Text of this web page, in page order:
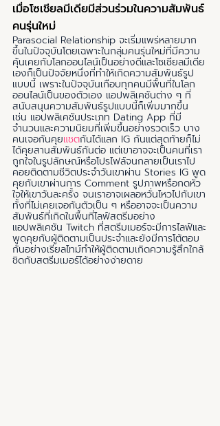
เมื่อโซเชียลมีเดียมีส่วนร่วมในความสัมพันธ์
คนรุ่นใหม่
Parasocial Relationship จะเริ่มแพร่หลายมาก
ขึ้นในปัจจุบันโดยเฉพาะในกลุ่มคนรุ่นใหม่ที่มีความ
คุ้นเคยกับโลกออนไลน์เป็นอย่างดีและโซเชียลมีเดีย
เองก็เป็นปัจจัยหนึ่งที่ทำให้เกิดความสัมพันธ์รูป
แบบนี้ เพราะในปัจจุบันเกือบทุกคนมีพื้นที่ในโลก
ออนไลน์เป็นของตัวเอง แอปพลิเคชันต่าง ๆ ที่
สนับสนุนความสัมพันธ์รูปแบบนี้ก็เพิ่มมากขึ้น
เช่น แอปพลิเคชันประเภท Dating App ที่มี
จำนวนและความนิยมที่เพิ่มขึ้นอย่างรวดเร็ว บาง
คนเจอกันคุยแชตกันได้แลก IG กันแต่สุดท้ายก็ไม่
ได้คุยสานสัมพันธ์กันต่อ แต่เขาอาจจะเป็นคนที่เรา
ถูกใจในรูปลักษณ์หรือโปรไฟล์จนกลายเป็นเราไป
คอยติดตามชีวิตประจำวันเขาผ่าน Stories IG พูด
คุยกับเขาผ่านการ Comment รูปภาพหรือกดหัว
ใจให้เขาวันละครั้ง จนเราอาจเผลอหวั่นไหวไปกับเขา
ทั้งที่ไม่เคยเจอกันตัวเป็น ๆ หรืออาจจะเป็นความ
สัมพันธ์ที่เกิดในพื้นที่ไลฟ์สตรีมอย่าง
แอปพลิเคชัน Twitch ที่สตรีมเมอร์จะมีการไลฟ์และ
พูดคุยกับผู้ติดตามเป็นประจำและยังมีการโต้ตอบ
กันอย่างเรียลไทม์ทำให้ผู้ติดตามเกิดความรู้สึกใกล้
ชิดกับสตรีมเมอร์ได้อย่างง่ายดาย